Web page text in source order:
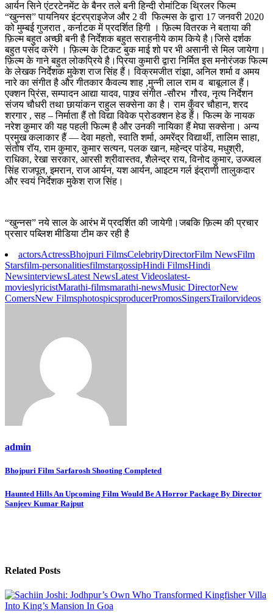
आर्यन सिने एंटरटेनमेंट के बैनर तले बनी हिन्दी रोमांटिक थ्रिलर फिल्म
“खुन्नस” पायनियर इंटरप्राइजेज और 2 वी फिल्मस के द्वारा 17 जनवरी 2020
को मुम्बई गुजरात , कर्नाटक में प्रदर्शित हिगी । फ़िल्म वितरक ने बताया की
फ़िल्म बहुत अच्छी बनी है निर्देशक बहुत सराहनीये काम किये है।जिसे दर्शक
बहुत पसंद करेंगे । फ़िल्म के टिकट बुक माई शो पर भी असानी से मिल जायेगा।
फ़िल्म के गाने बहुत लोकप्रिये है।प्रिया कुमारी द्वारा निर्मित इस मनोरंजक फिल्म
के लेखक निर्देशक मुकेश राज सिंह हैं। विक्रमजीत रांझा, अनिल शर्मा व अमय
नारे का संगीत है और गीतकार कैवल्य शाह ,मुन्नी लाल राम व बाबूलाल हैं।
एक्शन प्रिंस, सम्पादन आद्या यादव, पाश्र्व संगीत -सौरभ गौरव, नृत्य निर्देशन
संजय चौधरी तथा छायांकन राहुल सक्सेना का है। राम कुँवर चौहान, शरद
शरगार , सह – निर्माता हैं तो विद्या विवेक प्रोडक्शन हेड हैं। फिल्म के नायक
नरेश कुमार की यह पहली फिल्म है और उनकी नायिका हैं मेघा सक्सेना। अन्य
प्रमुख कलाकार हैं — देवा महतो, स्वाति शर्मा, अमरेंद्र विद्यार्थी, तालिम साहा,
संतोष रॉय, राम कुमार, कुमार सत्यन, पलक खान, महेन्द्र पांडेय, मधुश्री,
राधिका, रेखा सरकार, आरसी श्रीवास्तव, शैलेन्द्र राय, विनोद कुमार, उज्ज्वल
सिंह राजपूत, इमरान, राज आर्यन, यश आर्यन, आइटम गर्ल इंद्राणी तालुकदार
और स्वयं निर्देशक मुकेश राज सिंह।
“खुन्नस” नये साल के आरंभ में प्रदर्शित की जायेगी।जबकि फ़िल्म की प्रचार
प्रसार पब्लिश मीडिया टीम कर रही है
actorsActressBhojpuri FilmsCelebrityDirectorFilm NewsFilm
Starsfilm-personalitiesfilmstargossipHindi FilmsHindi
NewsinterviewsLatest NewsLatest Videoslatest-
movieslyricistMarathi-filmsmarathi-newsMusic DirectorNew
ComersNew FilmsphotospicsproducerPromosSingersTrailorvideos
admin
Post
navigation
Bhojpuri Film Sarfarosh Shooting Completed
Haunted Hills An Upcoming Film Would Be A Horror Package By Director
Sanjeev Kumar Rajput
Related Posts